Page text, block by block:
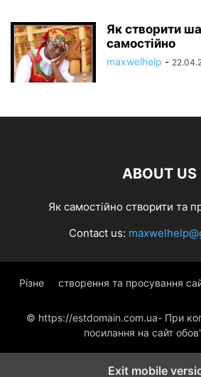
Як створити
самостійно
maxwelhelp -
ABOUT US
Як самостійно створити та
Contact us:
Різне створення та просування
© https://estdomain.com.ua- При
посилання на сайт
Exit mobile